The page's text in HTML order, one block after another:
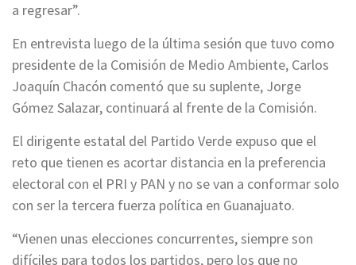
a regresar”.
En entrevista luego de la última sesión que tuvo como
presidente de la Comisión de Medio Ambiente, Carlos
Joaquín Chacón comentó que su suplente, Jorge
Gómez Salazar, continuará al frente de la Comisión.
El dirigente estatal del Partido Verde expuso que el
reto que tienen es acortar distancia en la preferencia
electoral con el PRI y PAN y no se van a conformar solo
con ser la tercera fuerza política en Guanajuato.
“Vienen unas elecciones concurrentes, siempre son
difíciles para todos los partidos, pero los que no